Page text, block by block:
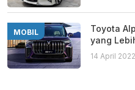
MOBIL
Toyota
yang
14 April